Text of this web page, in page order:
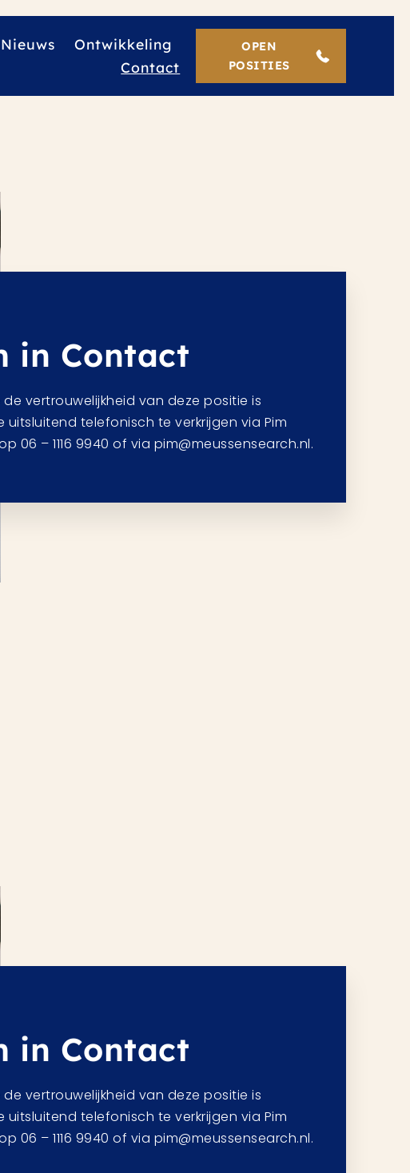
Nieuws
Ontwikkeling
Contact
OPEN
POSITIES
in Contact
vertrouwelijkheid van deze positie is
uitsluitend telefonisch te verkrijgen via Pim
06 – 1116 9940 of via pim@meussensearch.nl.
in Contact
vertrouwelijkheid van deze positie is
uitsluitend telefonisch te verkrijgen via Pim
06 – 1116 9940 of via pim@meussensearch.nl.